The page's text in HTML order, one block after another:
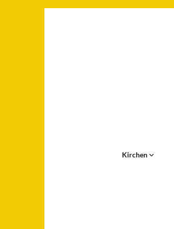
Kirchen